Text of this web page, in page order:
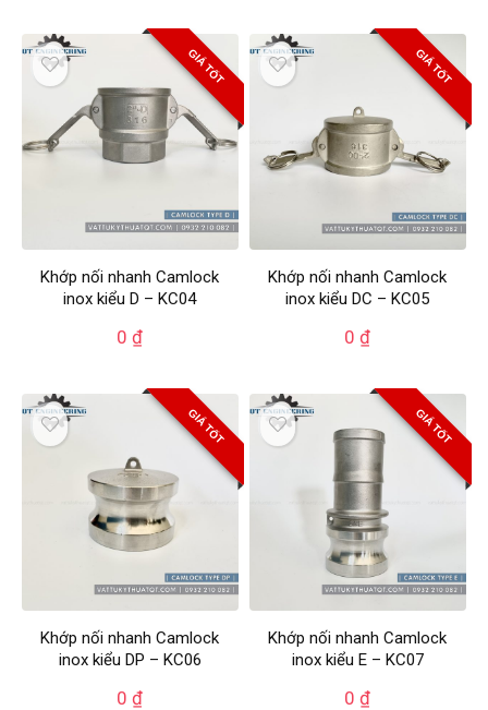
GIÁ TỐT
Khớp nối nhanh Camlock
inox kiểu D – KC04
0₫
GIÁ TỐT
Khớp nối nhanh Camlock
inox kiểu DC – KC05
0₫
GIÁ TỐT
Khớp nối nhanh Camlock
inox kiểu DP – KC06
0₫
GIÁ TỐT
Khớp nối nhanh Camlock
inox kiểu E – KC07
0₫